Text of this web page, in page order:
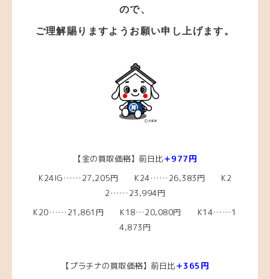
ので、
ご理解賜りますようお願い申し上げます。
【金の買取価格】前日比＋977円
K24IG……27,205円 K24……26,383円 K2
2……23,994円
K20……21,861 円 K18…20,080円 K14……1
4,873円
【プラチナの買取価格】前日比＋365円